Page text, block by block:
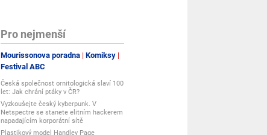
Pro nejmenší
Mourissonova poradna
Komiksy
Festival ABC
Česká společnost ornitologická slaví 100
let: Jak chrání ptáky v ČR?
Vyzkoušejte český kyberpunk. V
Netspectre se stanete elitním hackerem
napadajícím korporátní sítě
Plastikový model Handley Page